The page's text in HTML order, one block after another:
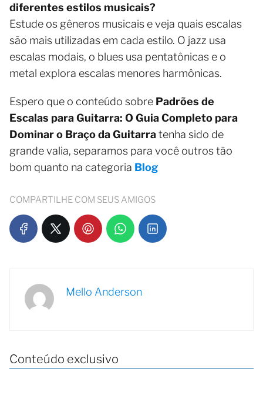
diferentes estilos musicais?
Estude os gêneros musicais e veja quais escalas
são mais utilizadas em cada estilo. O jazz usa
escalas modais, o blues usa pentatônicas e o
metal explora escalas menores harmônicas.
Espero que o conteúdo sobre Padrões de
Escalas para Guitarra: O Guia Completo para
Dominar o Braço da Guitarratenha sido de
grande valia, separamos para você outros tão
bom quanto na categoria Blog
COMPARTILHE COM SEUS AMIGOS
Mello Anderson
Conteúdo exclusivo